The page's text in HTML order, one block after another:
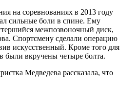
на соревнованиях в 2013 году
сильные боли в спине. Ему
межпозвоночный диск,
Спортсмену сделали операцию
искусственный. Кроме того для
были вкручены четыре болта.
Медведева рассказала, что